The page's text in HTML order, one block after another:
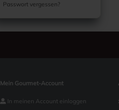
Passwort vergessen?
Mein Gourmet-Account
In meinen Account einloggen